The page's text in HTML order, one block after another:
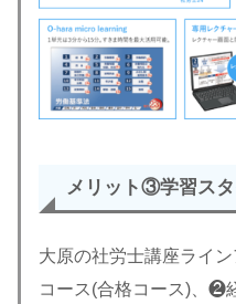
メリット③学習ス
大原の社労士講座ライ
コース(合格コース)、❷